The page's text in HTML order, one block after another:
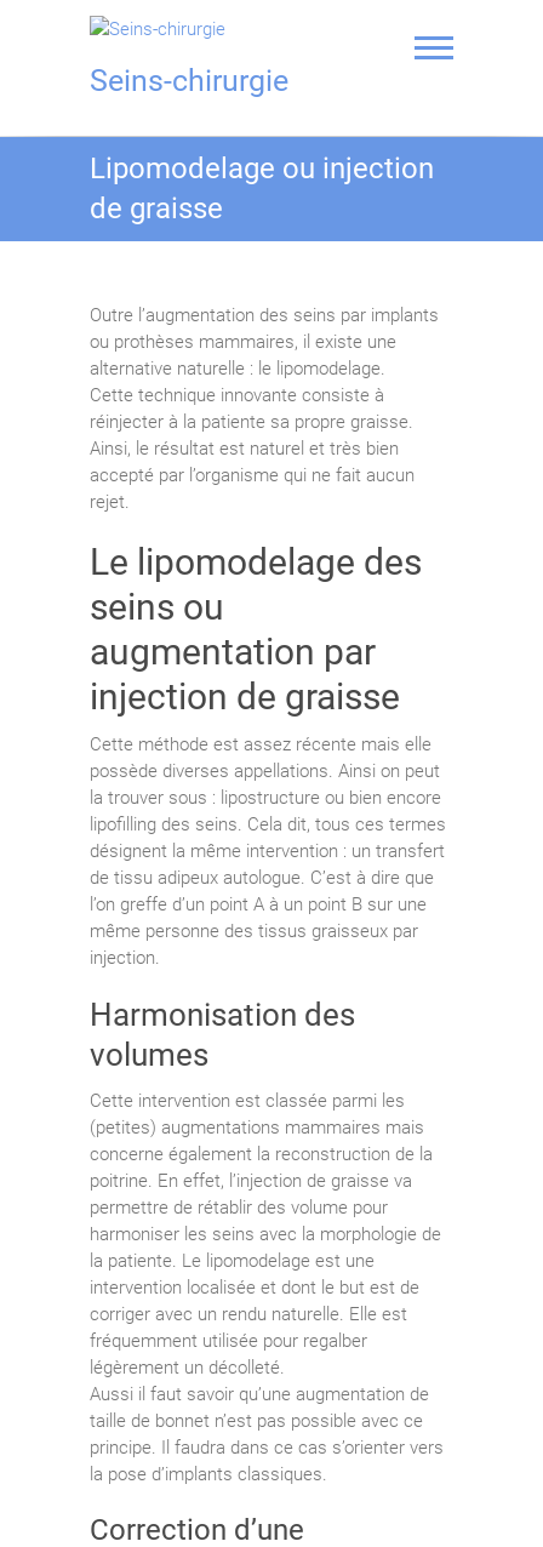
Seins-chirurgie
Lipomodelage ou injection
de graisse
Outre l’augmentation des seins par implants
ou prothèses mammaires, il existe une
alternative naturelle : le lipomodelage.
Cette technique innovante consiste à
réinjecter à la patiente sa propre graisse.
Ainsi, le résultat est naturel et très bien
accepté par l’organisme qui ne fait aucun
rejet.
Le lipomodelage des
seins ou
augmentation par
injection de graisse
Cette méthode est assez récente mais elle
possède diverses appellations. Ainsi on peut
la trouver sous : lipostructure ou bien encore
lipofilling des seins. Cela dit, tous ces termes
désignent la même intervention : un transfert
de tissu adipeux autologue. C’est à dire que
l’on greffe d’un point A à un point B sur une
même personne des tissus graisseux par
injection.
Harmonisation des
volumes
Cette intervention est classée parmi les
(petites) augmentations mammaires mais
concerne également la reconstruction de la
poitrine. En effet, l’injection de graisse va
permettre de rétablir des volume pour
harmoniser les seins avec la morphologie de
la patiente. Le lipomodelage est une
intervention localisée et dont le but est de
corriger avec un rendu naturelle. Elle est
fréquemment utilisée pour regalber
légèrement un décolleté.
Aussi il faut savoir qu’une augmentation de
taille de bonnet n’est pas possible avec ce
principe. Il faudra dans ce cas s’orienter vers
la pose d’implants classiques.
Correction d’une